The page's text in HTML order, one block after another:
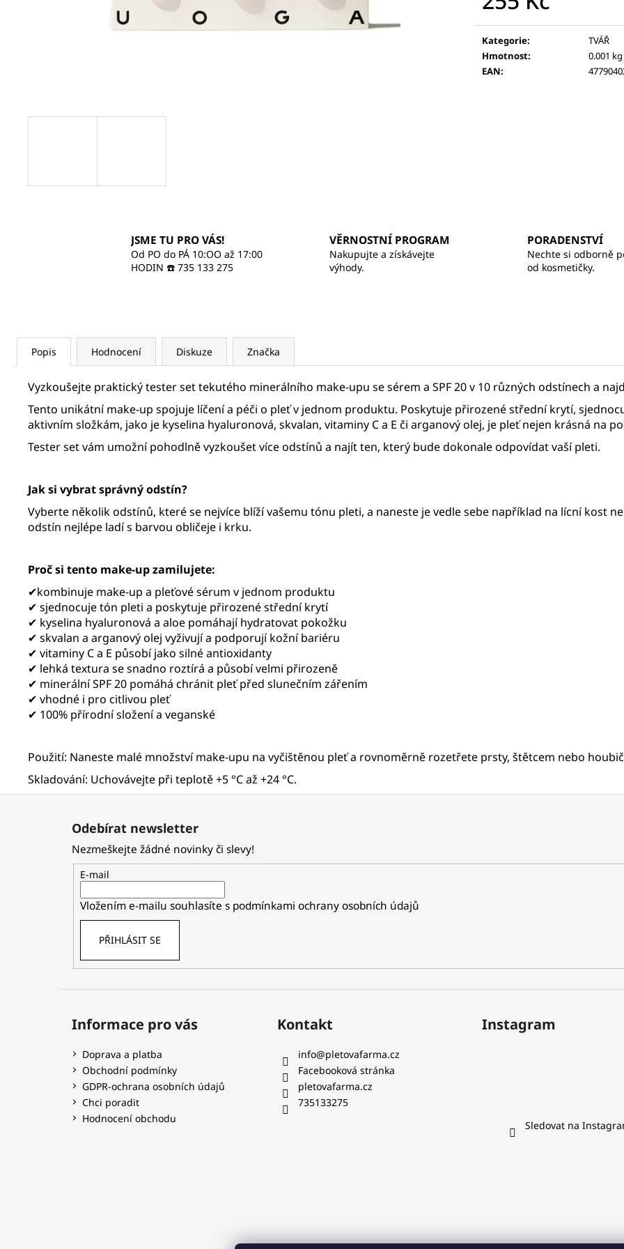
Kategorie:
TVÁŘ
Hmotnost:
0.001 kg
EAN:
JSME TU PRO VÁS!
Od PO do PÁ 10:OO až 17:00
HODIN ☎️ 735 133 275
VĚRNOSTNÍ PROGRAM
Nakupujte a získávejte
výhody.
PORADENSTVÍ
Nechte si odborně
od kosmetičky.
Popis Hodnocení Diskuze Značka
Vyzkoušejte praktický tester set tekutého minerálního make-upu se sérem a SPF 20 v 10 různých odstínech a
Tento unikátní make-up spojuje líčení a péči o pleť v jednom produktu. Poskytuje přirozené střední krytí,
aktivním složkám, jako je kyselina hyaluronová, skvalan, vitaminy C a E či arganový olej, je pleť nejen krásná na
Tester set vám umožní pohodlně vyzkoušet více odstínů a najít ten, který bude dokonale odpovídat vaší pleti.
Jak si vybrat správný odstín?
Vyberte několik odstínů, které se nejvíce blíží vašemu tónu pleti, a naneste je vedle sebe například na lícní kost
odstín nejlépe ladí s barvou obličeje i krku.
Proč si tento make-up zamilujete:
✔kombinuje make-up a pleťové sérum v jednom produktu
✔ sjednocuje tón pleti a poskytuje přirozené střední krytí
✔ kyselina hyaluronová a aloe pomáhají hydratovat pokožku
✔ skvalan a arganový olej vyživují a podporují kožní bariéru
✔ vitaminy C a E působí jako silné antioxidanty
✔ lehká textura se snadno roztírá a působí velmi přirozeně
✔ minerální SPF 20 pomáhá chránit pleť před slunečním zářením
✔ vhodné i pro citlivou pleť
✔ 100% přírodní složení a veganské
Použití: Naneste malé množství make-upu na vyčištěnou pleť a rovnoměrně rozetřete prsty, štětcem nebo
Skladování: Uchovávejte při teplotě +5 °C až +24 °C.
370 Kč
Odebírat newsletter
Nezmeškejte žádné novinky či slevy!
E-mail
Vložením e-mailu souhlasíte s podmínkami ochrany osobních údajů
PŘIHLÁSIT SE
Informace pro vás
Doprava a platba
Obchodní podmínky
GDPR-ochrana osobních údajů
Chci poradit
Hodnocení obchodu
Kontakt
info@pletovafarma.cz
Facebooková stránka
pletovafarma.cz
735133275
Instagram
Sledovat na